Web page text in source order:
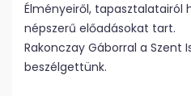
Élményeiről, tapasztalatairól
népszerű előadásokat tart.
Rakonczay Gáborral a Szent
beszélgettünk.